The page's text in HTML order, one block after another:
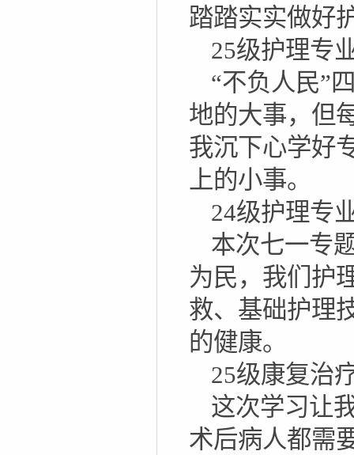
踏踏实实做好
25级护理专
“不负人民”
地的大事，但
我沉下心学好
上的小事。
24级护理专
本次七一专
为民，我们护
救、基础护理
的健康。
25级康复治
这次学习让
术后病人都需